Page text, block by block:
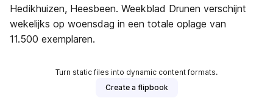
Hedikhuizen, Heesbeen. Weekblad Drunen verschijnt
wekelijks op woensdag in een totale oplage van
11.500 exemplaren.
Turn static files into dynamic content formats.
Create a flipbook